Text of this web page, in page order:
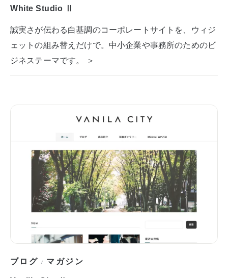
White Studio Ⅱ
誠実さが伝わる白基調のコーポレートサイトを、ウィジ
ェットの組み替えだけで。中小企業や事務所のためのビ
ジネステーマです。 ＞
ブログ / マガジン